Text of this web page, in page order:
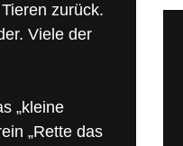
zurück.
Viele der
„kleine
„Rette das